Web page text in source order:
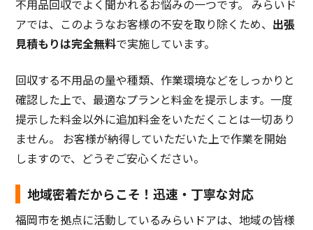
不用品回収でよく聞かれるお悩みの一つです。 みらいド
アでは、このようなお客様の不安を取り除くため、 出張
見積もりは完全無料で実施しています。
回収する不用品の量や種類、作業環境などをしっかりと
確認した上で、最適なプランと料金を提示します。一度
提示した料金以外に追加料金をいただくことは一切あり
ません。 お客様が納得していただいた上で作業を開始
しますので、どうぞご安心ください。
地域密着だからこそ！迅速・丁寧な対応
福岡市を拠点に活動しているみらいドアは、地域の皆様